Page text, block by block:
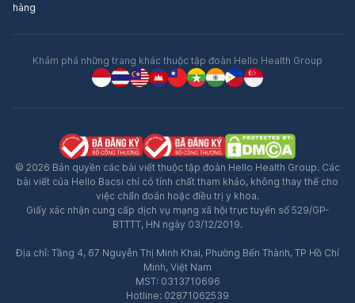
hàng
Khám phá những trang khác thuộc tập đoàn Hello Health Group
© 2026 Bản quyền các bài viết thuộc tập đoàn Hello Health Group. Các
bài viết của Hello Bacsi chỉ có tính chất tham khảo, không thay thế cho
việc chẩn đoán hoặc điều trị y khoa.
Giấy xác nhận cung cấp dịch vụ mạng xã hội trực tuyến số 529/GP-
BTTTT, HN ngày 03/12/2019.
Địa chỉ: Tầng 4, 67 Nguyễn Thị Minh Khai, Phường Bến Thành, TP Hồ Chí
Minh, Việt Nam
MST: 0313710696
Hotline: 02871062539